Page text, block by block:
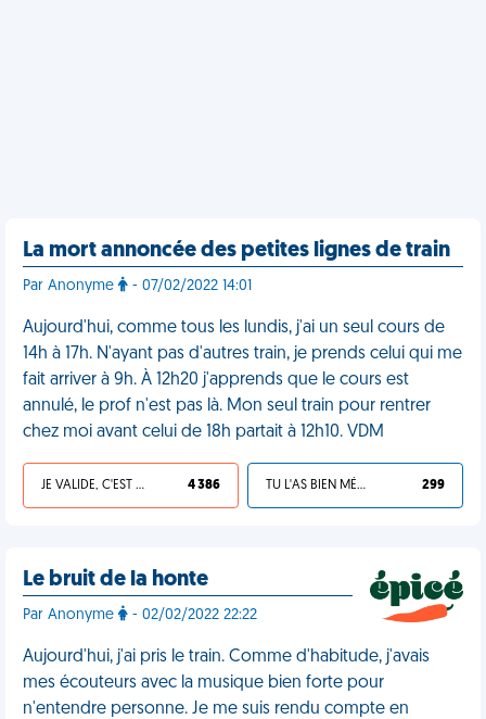
La mort annoncée des petites lignes de train
Par Anonyme - 07/02/2022 14:01
Aujourd'hui, comme tous les lundis, j'ai un seul cours de
14h à 17h. N'ayant pas d'autres train, je prends celui qui me
fait arriver à 9h. À 12h20 j'apprends que le cours est
annulé, le prof n'est pas là. Mon seul train pour rentrer
chez moi avant celui de 18h partait à 12h10. VDM
JE VALIDE, C'EST UNE VDM 4 386 TU L'AS BIEN MÉRITÉ 299
Le bruit de la honte
Par Anonyme - 02/02/2022 22:22
Aujourd'hui, j'ai pris le train. Comme d'habitude, j'avais
mes écouteurs avec la musique bien forte pour
n'entendre personne. Je me suis rendu compte en